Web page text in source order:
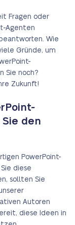
Fragen oder
Agenten
Wie
Gründe, um
Sie noch?
Zukunft!
den
PowerPoint-
diese
sollten Sie
Autoren
diese Ideen in